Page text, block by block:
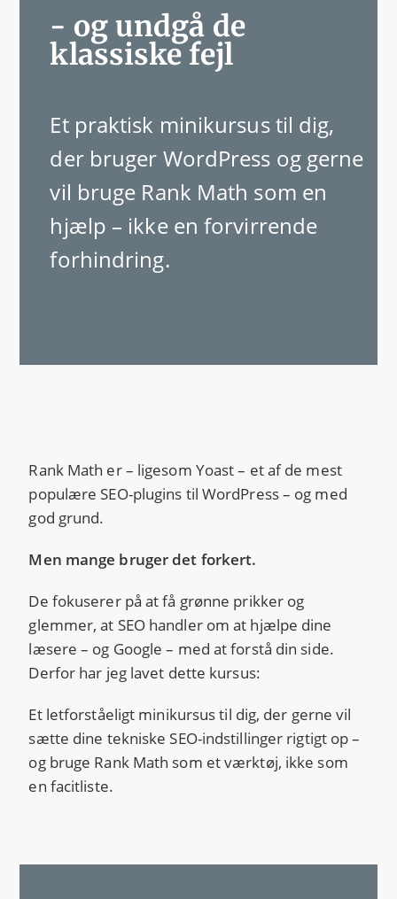
- og undgå de
klassiske fejl
Et praktisk minikursus til dig,
der bruger WordPress og gerne
vil bruge Rank Math som en
hjælp – ikke en forvirrende
forhindring.
Rank Math er – ligesom Yoast – et af de mest
populære SEO-plugins til WordPress – og med
god grund.
Men mange bruger det forkert.
De fokuserer på at få grønne prikker og
glemmer, at SEO handler om at hjælpe dine
læsere – og Google – med at forstå din side.
Derfor har jeg lavet dette kursus:
Et letforståeligt minikursus til dig, der gerne vil
sætte dine tekniske SEO-indstillinger rigtigt op –
og bruge Rank Math som et værktøj, ikke som
en facitliste.